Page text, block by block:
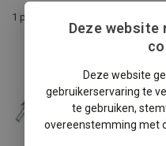
1 product
Honda
Honda
€264,95
Deze website
Deze website
gebruikerservaring te
te gebruiken,
overeenstemming met